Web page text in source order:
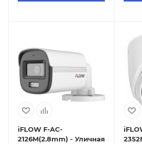
iFLOW F-AC-
2126M(2.8mm) - Уличная